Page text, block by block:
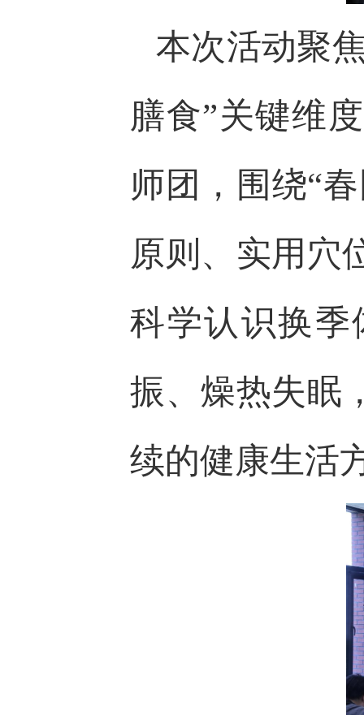
本次活动聚
膳食”关键维
师团，围绕“
原则、实用穴
科学认识换季
振、燥热失眠
续的健康生活